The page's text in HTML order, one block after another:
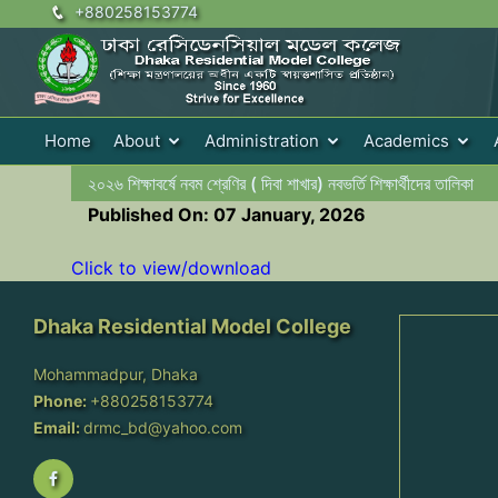
+880258153774
Home About Administration Academics
২০২৬ শিক্ষাবর্ষে নবম শ্রেণির ( দিবা শাখার) নবভর্তি শিক্ষার্থীদের তালিকা
Published On: 07 January, 2026
Click to view/download
Dhaka Residential Model College
Mohammadpur, Dhaka
Phone: +880258153774
Email: drmc_bd@yahoo.com